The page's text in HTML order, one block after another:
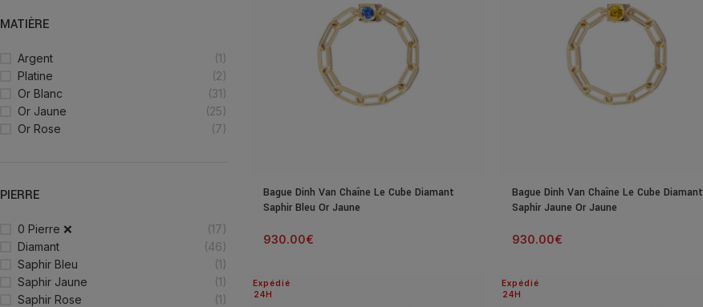
MATIÈRE
Argent
(1)
Platine
(2)
Or Blanc
(31)
Or Jaune
(25)
Or Rose
(7)
PIERRE
0 Pierre ❌
(17)
Diamant
(46)
Saphir Bleu
(1)
Saphir Jaune
(1)
Saphir Rose
(1)
Bague Dinh Van Chaîne Le Cube Diamant
Saphir Bleu Or Jaune
930.00€
Bague Dinh Van Chaîne Le Cube Diamant
Saphir Jaune Or Jaune
930.00€
24H
Expédié
24H
Expédié